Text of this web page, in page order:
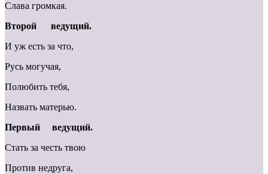
Слава громкая.
Второй ведущий.
И уж есть за что,
Русь могучая,
Полюбить тебя,
Назвать матерью.
Первый ведущий.
Стать за честь твою
Против недруга,